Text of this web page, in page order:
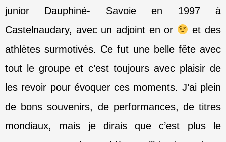
junior Dauphiné- Savoie en 1997 à
Castelnaudary, avec un adjoint en or
et des
athlètes surmotivés. Ce fut une belle fête avec
tout le groupe et c’est toujours avec plaisir de
les revoir pour évoquer ces moments. J’ai plein
de bons souvenirs, de performances, de titres
mondiaux, mais je dirais que c’est plus le